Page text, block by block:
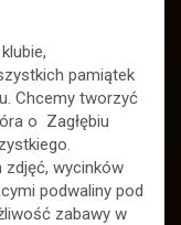
pamiątek
Chcemy tworzyć
o Zagłębiu
zdjęć, wycinków
podwaliny pod
zabawy w